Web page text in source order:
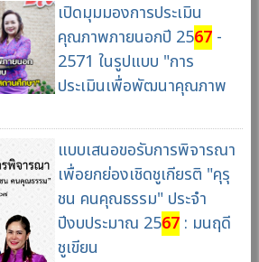
เปิดมุมมองการประเมิน
คุณภาพภายนอกปี 2567-
2571 ในรูปแบบ "การ
ประเมินเพื่อพัฒนาคุณภาพ
แบบเสนอขอรับการพิจารณา
เพื่อยกย่องเชิดชูเกียรติ "คุรุ
ชน คนคุณธรรม" ประจํา
ปีงบประมาณ 2567: มนฤดี
ชูเขียน